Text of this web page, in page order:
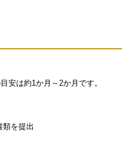
安は約1か月～2か月です。
類を提出